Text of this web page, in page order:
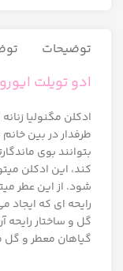
توضیحات
ادو تویلت
ادکلن مگنولیا
طرفدار در بین
بتوانند بوی
کند، این ادکلن
شود. از این عطر
رایحه ای که
گل و ساختار رایحه
گیاهان معطر و گل